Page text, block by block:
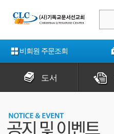
비회원 주문조회
도서